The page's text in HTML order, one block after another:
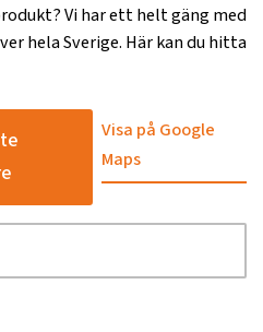
Vi har ett helt gäng med
hela Sverige. Här kan du hitta
Visa på Google
Maps